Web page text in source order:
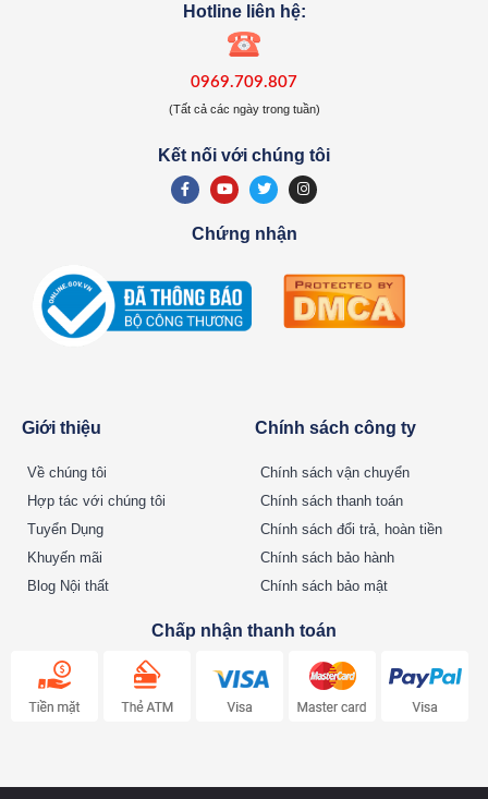
Giới thiệu
Về chúng tôi
Hợp tác với chúng tôi
Tuyển Dụng
Khuyến mãi
Blog Nội thất
Chính sách công ty
Chính sách vận chuyển
Chính sách thanh toán
Chính sách đổi trả, hoàn tiền
Chính sách bảo hành
Chính sách bảo mật
Chấp nhận thanh toán
Hotline liên hệ:
0969.709.807
(Tất cả các ngày trong tuần)
Kết nối với chúng tôi
Chứng nhận